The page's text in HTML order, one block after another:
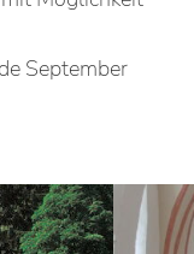
September